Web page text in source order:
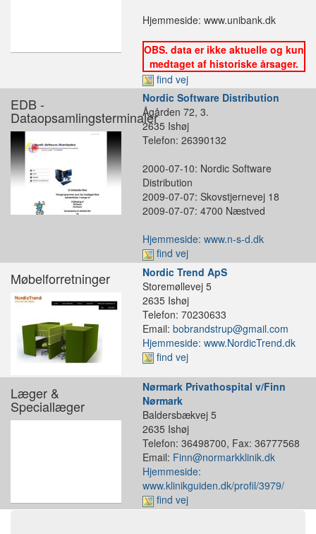
Hjemmeside: www.unibank.dk
OBS. data er ikke aktuelle og kun
medtaget af historiske årsager.
find vej
EDB -
Dataopsamlingsterminaler
Nordic Software Distribution
Ågården 72, 3.
2635 Ishøj
Telefon: 26390132
2000-07-10: Nordic Software
Distribution
2009-07-07: Skovstjernevej 18
2009-07-07: 4700 Næstved
Hjemmeside: www.n-s-d.dk
find vej
Møbelforretninger
Nordic Trend ApS
Storemøllevej 5
2635 Ishøj
Telefon: 70230633
Email: bobrandstrup@gmail.com
Hjemmeside: www.NordicTrend.dk
find vej
Læger &
Speciallæger
Nørmark Privathospital v/Finn
Nørmark
Baldersbækvej 5
2635 Ishøj
Telefon: 36498700, Fax: 36777568
Email: Finn@normarkklinik.dk
Hjemmeside:
www.klinikguiden.dk/profil/3979/
find vej